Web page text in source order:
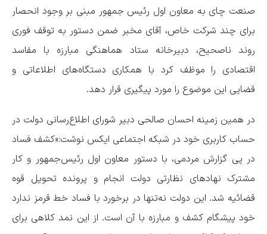
صنعت چای به معاون اول رئیس جمهور مبنی بر وجود انحصار
برای چند شرکت خاص، آقای مخبر ضمن دستور به توقف فوری
روند ناصحیح، دبیرخانه ستاد هماهنگی مبارزه با مفاسد
اقتصادی را موظف کرد با همکاری دستگاه‌های اطلاعاتی و
قضایی این موضوع را مورد پیگیری قرار دهد.
در همین زمینه احسان صالحی دبیر شورای اطلاع‌رسانی دولت در
حساب کاربری خود در شبکه اجتماعی ایکس نوشت:«کشف فساد
در پی گزارش مردمی، با دستور معاون اول رئیس‌جمهور و کار
مشترک نهادهای نظارتی دولت انجام و پرونده تحویل قوه
قضائیه شد. این دولت نه‌تنها در برخورد با فساد خط قرمز ندارد
خود پیشگام کشف و مبارزه با آن است. از این نمد کلاهی برای